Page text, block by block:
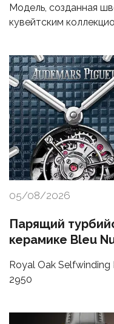
Модель, созданная
кувейтским
05/08/2026
Парящий
керамике Bleu
Royal Oak
2950